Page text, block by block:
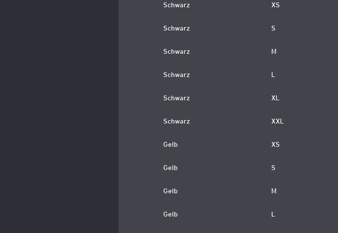
Schwarz XS
Schwarz S
Schwarz M
Schwarz L
Schwarz XL
Schwarz XXL
Gelb XS
Gelb S
Gelb M
Gelb L